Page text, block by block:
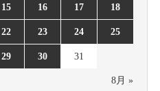
15 16 17 18
22 23 24 25
29 30 31
8月 »